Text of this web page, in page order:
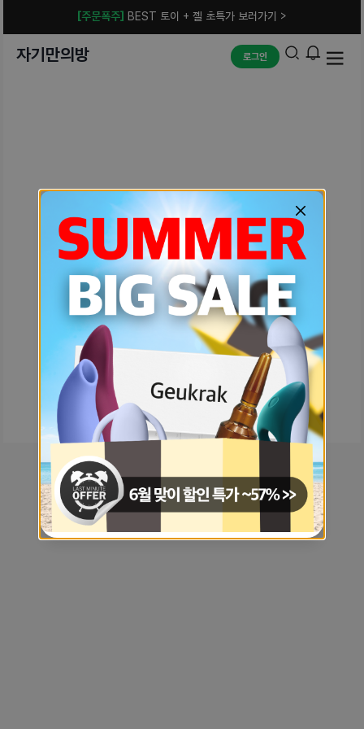
[주문폭주] BEST 토이 + 젤 초특가 보러가기 >
자기만의방 로그인
예상치 못한 에러입니다.